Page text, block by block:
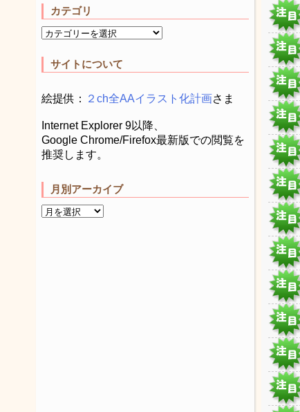
カテゴリ
サイトについて
絵提供： ２ch全AAイラスト化計画さま
Internet Explorer 9以降、
Google Chrome/Firefox最新版での閲覧を
推奨します。
月別アーカイブ